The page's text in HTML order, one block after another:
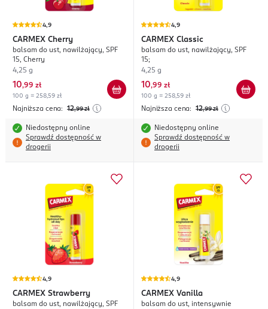
4,9
CARMEX Cherry
balsam do ust, nawilżający, SPF
15, Cherry
4,25 g
10,99 zł
100 g = 258,59 zł
Najniższa cena: 12,99 zł
Niedostępny online
Sprawdź dostępność w
drogerii
4,9
CARMEX Classic
balsam do ust, nawilżający, SPF
15;
4,25 g
10,99 zł
100 g = 258,59 zł
Najniższa cena: 12,99 zł
Niedostępny online
Sprawdź dostępność w
drogerii
4,9
CARMEX Strawberry
balsam do ust, nawilżający, SPF
4,9
CARMEX Vanilla
balsam do ust, intensywnie